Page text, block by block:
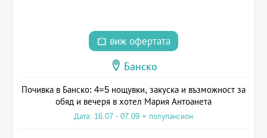
виж офертата
Банско
Почивка в Банско: 4=5 нощувки, закуска и възможност за
обяд и вечеря в хотел Мария Антоанета
Дата: 16.07 - 07.09 + полупансион